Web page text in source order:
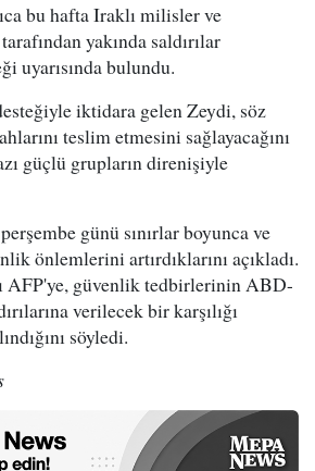
bu hafta Iraklı milisler ve
yakında saldırılar
uyarısında bulundu.
iktidara gelen Zeydi, söz
teslim etmesini sağlayacağını
güçlü grupların direnişiyle
günü sınırlar boyunca ve
önlemlerini artırdıklarını açıkladı.
AFP'ye, güvenlik tedbirlerinin ABD-
verilecek bir karşılığı
söyledi.